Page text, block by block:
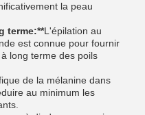
la peau
terme:**L'épilation au
est connue pour fournir
long terme des poils
de la mélanine dans
au minimum les